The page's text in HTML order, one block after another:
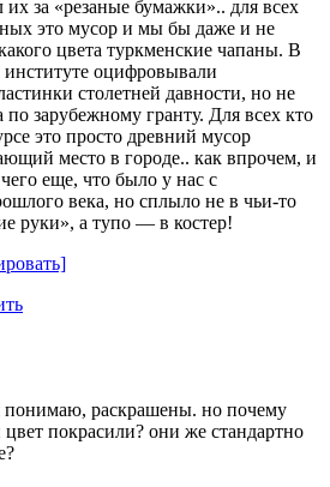
их за «резаные бумажки».. для всех
это мусор и мы бы даже и не
цвета туркменские чапаны. В
оцифровывали
столетней давности, но не
по зарубежному гранту. Для всех кто
это просто древний мусор
место в городе.. как впрочем, и
еще, что было у нас с
века, но сплыло не в чьи-то
руки», а тупо — в костер!
понимаю, раскрашены. но почему
покрасили? они же стандартно